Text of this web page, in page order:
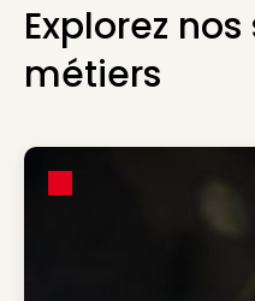
Explorez
métiers